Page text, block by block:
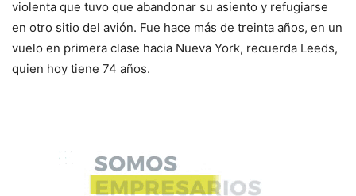
violenta que tuvo que abandonar su asiento y refugiarse
en otro sitio del avión. Fue hace más de treinta años, en un
vuelo en primera clase hacia Nueva York, recuerda Leeds,
quien hoy tiene 74 años.